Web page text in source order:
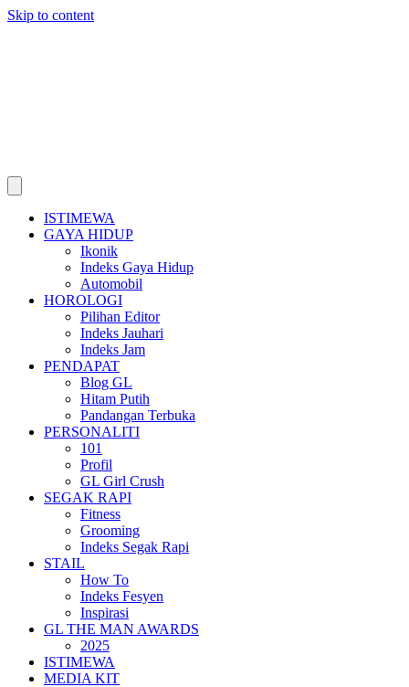
Skip to content
ISTIMEWA
GAYA HIDUP
Ikonik
Indeks Gaya Hidup
Automobil
HOROLOGI
Pilihan Editor
Indeks Jauhari
Indeks Jam
PENDAPAT
Blog GL
Hitam Putih
Pandangan Terbuka
PERSONALITI
101
Profil
GL Girl Crush
SEGAK RAPI
Fitness
Grooming
Indeks Segak Rapi
STAIL
How To
Indeks Fesyen
Inspirasi
GL THE MAN AWARDS
2025
ISTIMEWA
MEDIA KIT